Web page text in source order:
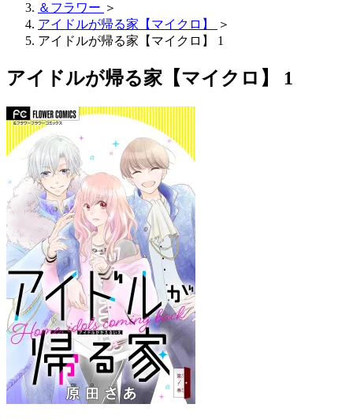
＆フラワー ＞
アイドルが帰る家【マイクロ】
＞
アイドルが帰る家【マイクロ】 1
アイドルが帰る家【マイクロ】 1